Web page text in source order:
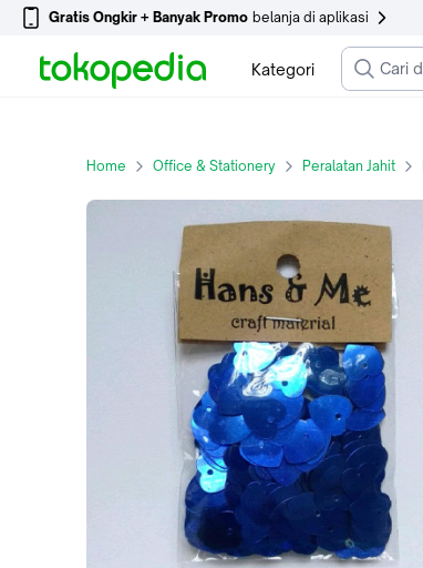
Gratis Ongkir + Banyak Promo belanja di aplikasi
Kategori
Home Office & Stationery Peralatan Jahit